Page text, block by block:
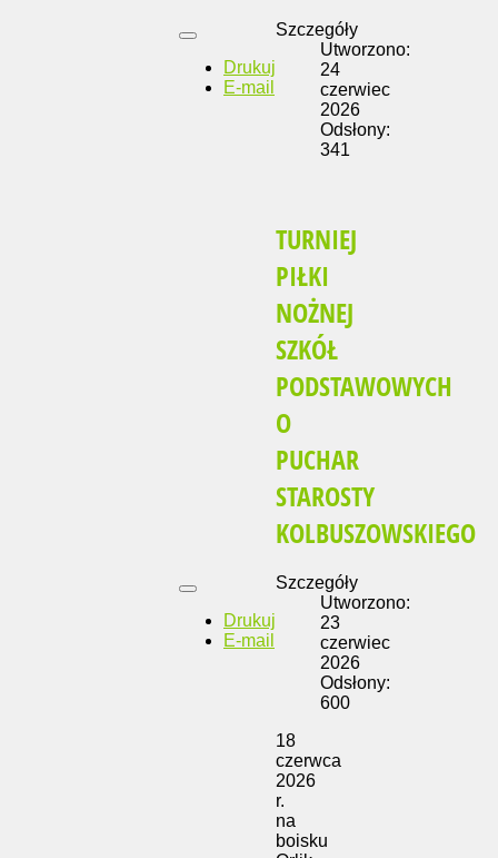
Drukuj
E-mail
Szczegóły
Utworzono:
24
czerwiec
2026
Odsłony:
341
TURNIEJ
PIŁKI
NOŻNEJ
SZKÓŁ
PODSTAWOWYCH
O
PUCHAR
STAROSTY
KOLBUSZOWSKIEGO
Drukuj
E-mail
Szczegóły
Utworzono:
23
czerwiec
2026
Odsłony:
600
18
czerwca
2026
r.
na
boisku